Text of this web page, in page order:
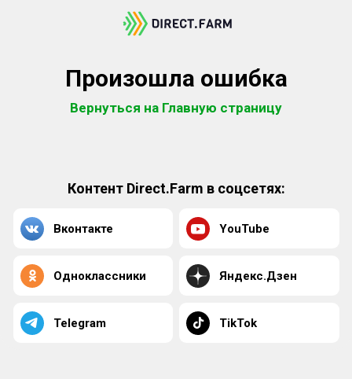
Произошла ошибка
Вернуться на Главную страницу
Контент Direct.Farm в соцсетях:
Вконтакте YouTube
Одноклассники Яндекс.Дзен
Telegram TikTok